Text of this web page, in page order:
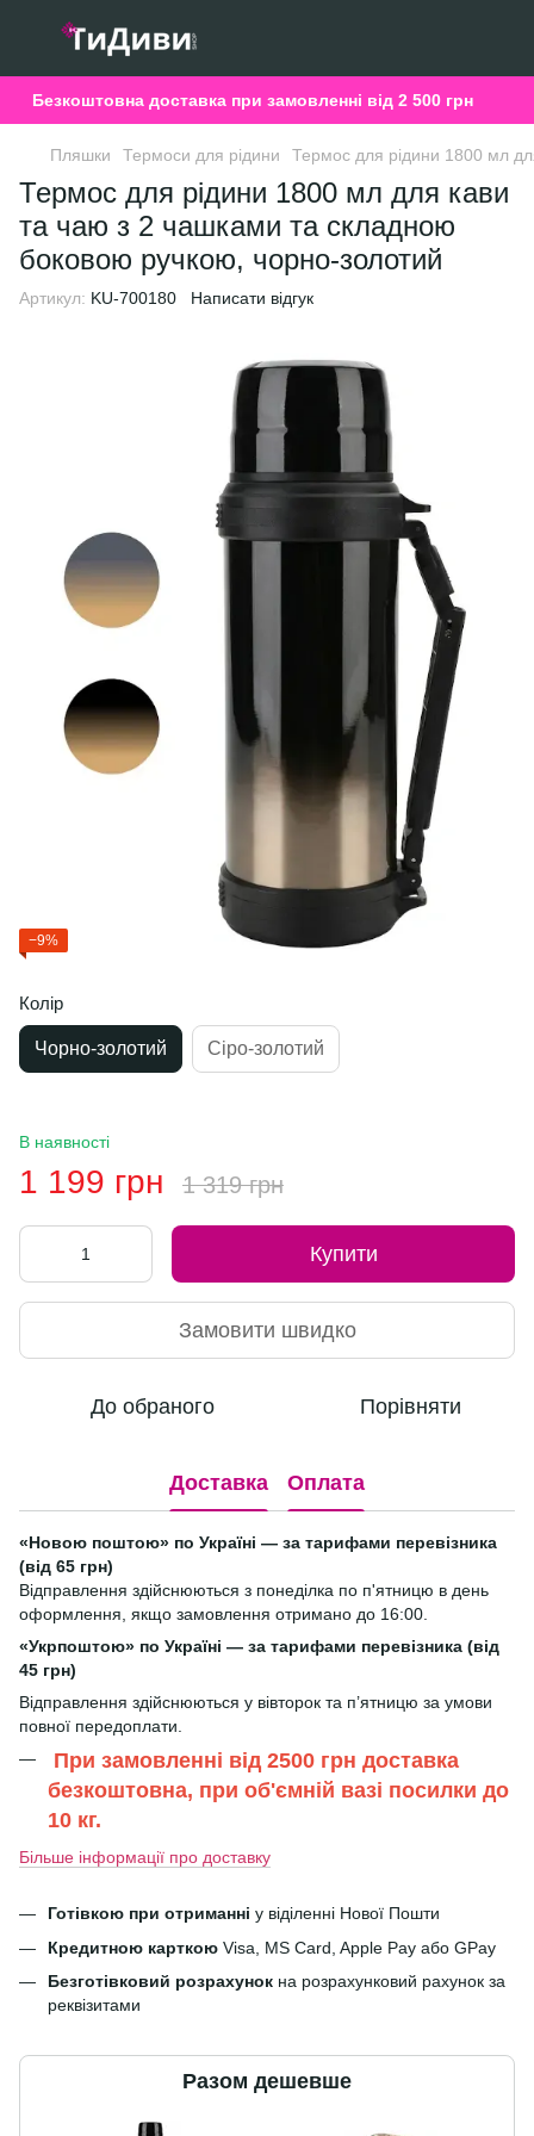
Безкоштовна доставка при замовленні від 2 500 грн
Пляшки Термоси для рідини Термос для рідини 1800 мл
Термос для рідини 1800 мл для кави
та чаю з 2 чашками та складною
боковою ручкою, чорно-золотий
Артикул: KU-700180 Написати відгук
−9%
Колір
Чорно-золотий Сіро-золотий
В наявності
1 199 грн 1 319 грн
Купити
Замовити швидко
До обраного Порівняти
Доставка Оплата
«Новою поштою» по Україні — за тарифами перевізника
(від 65 грн)
Відправлення здійснюються з понеділка по п'ятницю в день
оформлення, якщо замовлення отримано до 16:00.
«Укрпоштою» по Україні — за тарифами перевізника (від
45 грн)
Відправлення здійснюються у вівторок та п’ятницю за умови
повної передоплати.
При замовленні від 2500 грн доставка
безкоштовна, при об'ємній вазі посилки до
10 кг.
Більше інформації про доставку
Готівкою при отриманні у віділенні Нової Пошти
Кредитною карткою Visa, MS Card, Apple Pay або GPay
Безготівковий розрахунок на розрахунковий рахунок за
реквізитами
Разом дешевше